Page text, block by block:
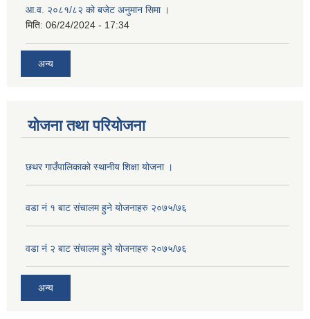
आ.व. २०८१/८२ को बजेट अनुमान सिमा ।
मिति: 06/24/2024 - 17:34
अन्य
योजना तथा परियोजना
छथर गाउँपालिकाको स्थानीय शिक्षा योजना ।
वडा नं १ बाट संचालम हुने योजनाहरु २०७५/७६
वडा नं २ बाट संचालम हुने योजनाहरु २०७५/७६
अन्य